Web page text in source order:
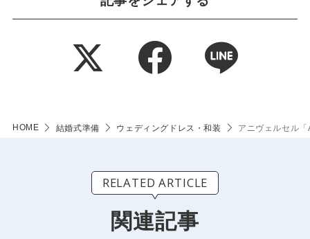
HOME 結婚式準備 ウェディングドレス・和装 アニヴェルセル
RELATED ARTICLE
関連記事